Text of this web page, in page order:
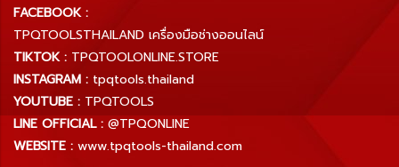
FACEBOOK :
TPQTOOLSTHAILAND เครื่องมือช่างออนไลน์
TIKTOK : TPQTOOLONLINE.STORE
INSTAGRAM : tpqtools.thailand
YOUTUBE : TPQTOOLS
LINE OFFICIAL : @TPQONLINE
WEBSITE : www.tpqtools-thailand.com